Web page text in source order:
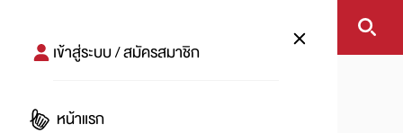
เข้าสู่ระบบ / สมัครสมาชิก
หน้าแรก